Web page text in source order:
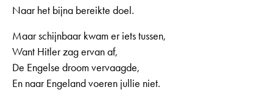
Naar het bijna bereikte doel.
Maar schijnbaar kwam er iets tussen,
Want Hitler zag ervan af,
De Engelse droom vervaagde,
En naar Engeland voeren jullie niet.